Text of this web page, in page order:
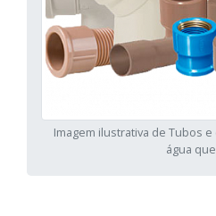
Imagem ilustrativa de Tubos
água